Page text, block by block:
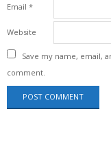
Email *
Website
Save my name, email,
comment.